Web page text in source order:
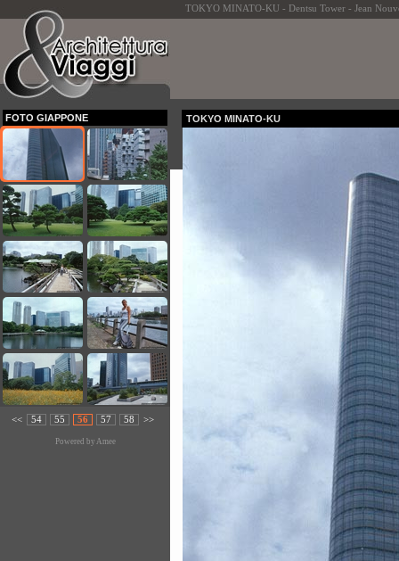
TOKYO MINATO-KU - Dentsu Tower - Jean
FOTO GIAPPONE
<< 54 55 56 57 58 >>
Powered by Amee
TOKYO MINATO-KU